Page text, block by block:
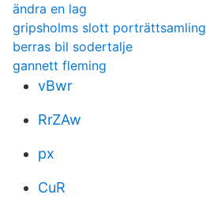
ändra en lag
gripsholms slott porträttsamling
berras bil sodertalje
gannett fleming
vBwr
RrZAw
px
CuR